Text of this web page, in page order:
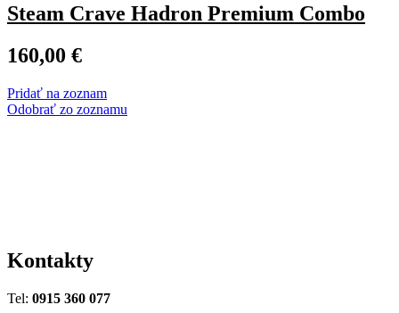
Steam Crave Hadron Premium Combo
160,00 €
Pridať na zoznam
Odobrať zo zoznamu
Kontakty
Tel: 0915 360 077